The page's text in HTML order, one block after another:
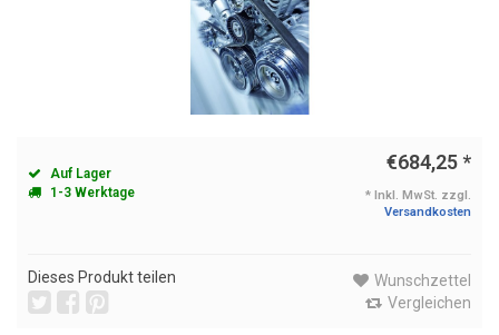
Auf Lager
1-3 Werktage
€684,25*
* Inkl. MwSt. zzgl.
Versandkosten
Dieses Produkt teilen
Wunschzettel
Vergleichen